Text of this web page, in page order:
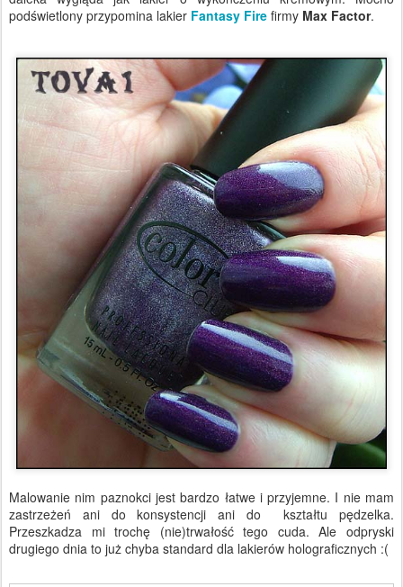
podświetlony przypomina lakier Fantasy Fire firmy Max Factor.
Malowanie nim paznokci jest bardzo łatwe i przyjemne. I nie mam
zastrzeżeń ani do konsystencji ani do kształtu pędzelka.
Przeszkadza mi trochę (nie)trwałość tego cuda. Ale odpryski
drugiego dnia to już chyba standard dla lakierów holograficznych :(